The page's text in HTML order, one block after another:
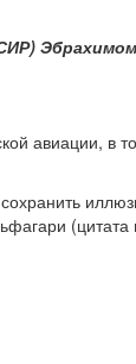
авиации, в
(цитата